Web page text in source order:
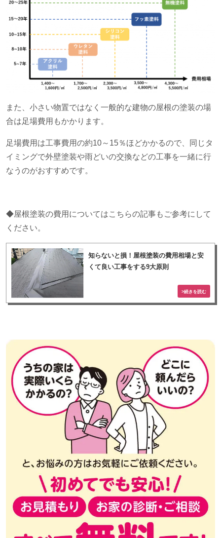
また、小さい物置ではなく一般的な建物の屋根の塗装の場
合は足場費用もかかります。
足場費用は工事費用の約10～ 15％ほどかかるので、同じタ
イミングで外壁塗装や雨どいの交換などの工事を一緒に行
なうのがおすすめです。
◆屋根塗装の費用についてはこちらの記事もご参考にして
ください。
知らないと損！屋根塗装の費用相場と安
くて良い工事をする9大原則